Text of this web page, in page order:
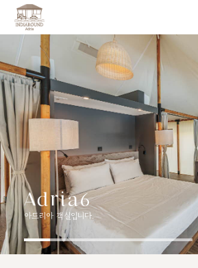
ABOUT
아드리아 이야기
오시는 길
ROOM
배치도
Adria 01
Adria 02
SPECIAL
야외수영장
Adria6
아드리아 객실입니다.
Adria6
아드리아 객실입니다.
Adria6
아드리아 객실입니다.
Adria6
아드리아 객실입니다.